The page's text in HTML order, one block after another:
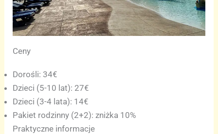
Ceny
Dorośli: 34€
Dzieci (5-10 lat): 27€
Dzieci (3-4 lata): 14€
Pakiet rodzinny (2+2): zniżka 10%
Praktyczne informacje